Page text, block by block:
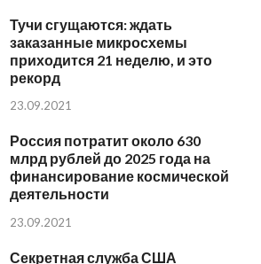
Тучи сгущаются: ждать
заказанные микросхемы
приходится 21 неделю, и это
рекорд
23.09.2021
Россия потратит около 630
млрд рублей до 2025 года на
финансирование космической
деятельности
23.09.2021
Секретная служба США